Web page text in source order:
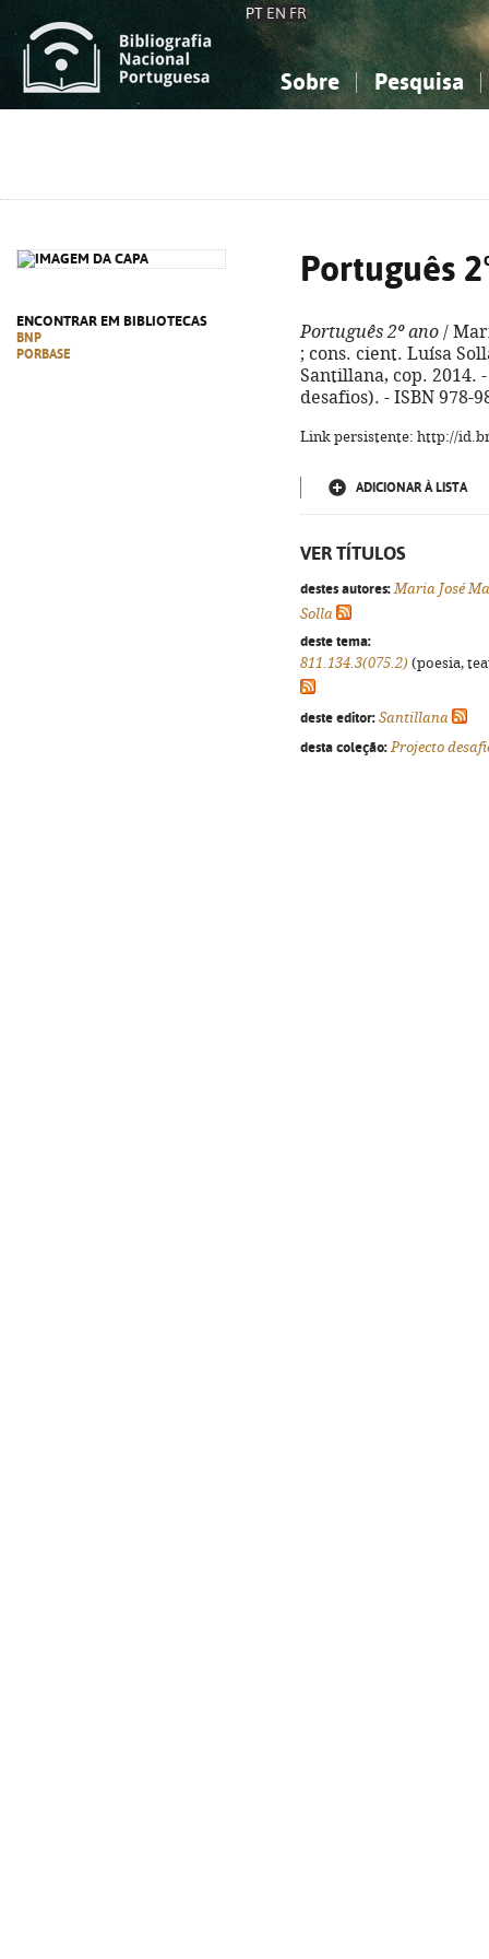
PT EN FR
Sobre Pesquisa
ENCONTRAR EM BIBLIOTECAS
BNP
PORBASE
Português
Português 2º ano /
; cons. cient. Luísa
Santillana, cop. 2014.
desafios). - ISBN 978-
Link persistente: http://
ADICIONAR À LISTA
VER TÍTULOS
destes autores: Maria José
Solla
deste tema:
811.134.3(075.2) (poesia,
deste editor: Santillana
desta coleção: Projecto